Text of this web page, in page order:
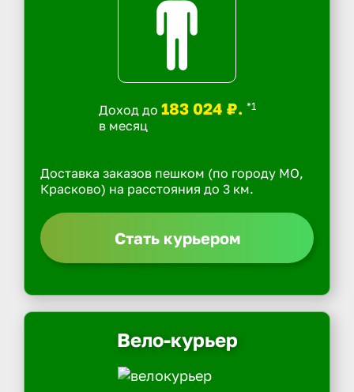
Доход до 183 024 ₽. *1
в месяц
Доставка заказов пешком (по городу МО,
Красково) на расстояния до 3 км.
Стать курьером
Вело-курьер